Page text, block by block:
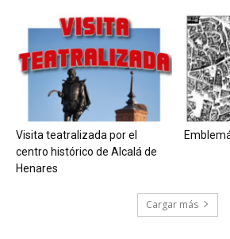
Visita teatralizada por el
centro histórico de Alcalá de
Henares
Cargar más